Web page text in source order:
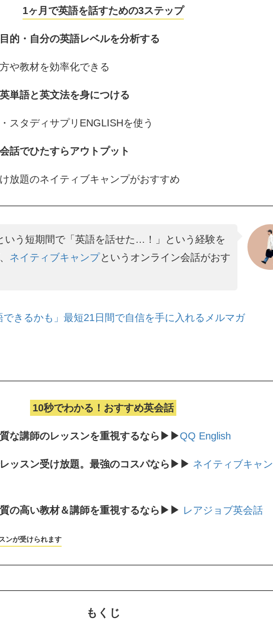
1ヶ月で英語を話すための3ステップ
的・自分の英語レベルを分析する
や教材を効率化できる
単語と英文法を身につける
タディサプリENGLISHを使う
話でひたすらアウトプット
題のネイティブキャンプがおすすめ
いう短期間で「英語を話せた…！」という経験を
ネイティブキャンプというオンライン会話がおす
きるかも」最短21日間で自信を手に入れるメルマガ
10秒でわかる！おすすめ英会話
な講師のレッスンを重視するなら▶▶QQ English
ッスン受け放題。最強のコスパなら▶▶ ネイティブキャン
の高い教材＆講師を重視するなら▶▶ レアジョブ英会話
ンが受けられます
もくじ